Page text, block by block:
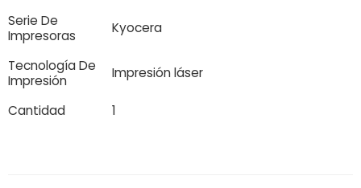
Serie De
Impresoras
Kyocera
Tecnología De
Impresión
Impresión láser
Cantidad 1